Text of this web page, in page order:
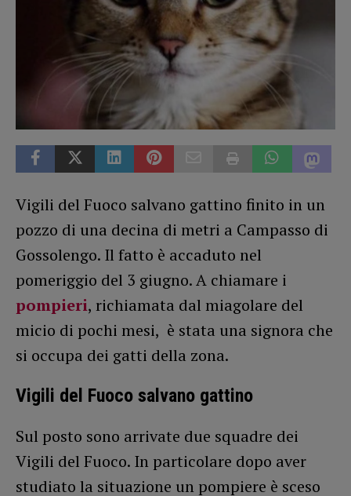
Vigili del Fuoco salvano gattino finito in un
pozzo di una decina di metri a Campasso di
Gossolengo. Il fatto è accaduto nel
pomeriggio del 3 giugno. A chiamare i
pompieri, richiamata dal miagolare del
micio di pochi mesi, è stata una signora che
si occupa dei gatti della zona.
Vigili del Fuoco salvano gattino
Sul posto sono arrivate due squadre dei
Vigili del Fuoco. In particolare dopo aver
studiato la situazione un pompiere è sceso